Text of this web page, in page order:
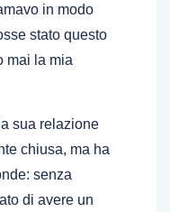
in modo
stato questo
mai la mia
sua relazione
chiusa, ma ha
senza
di avere un